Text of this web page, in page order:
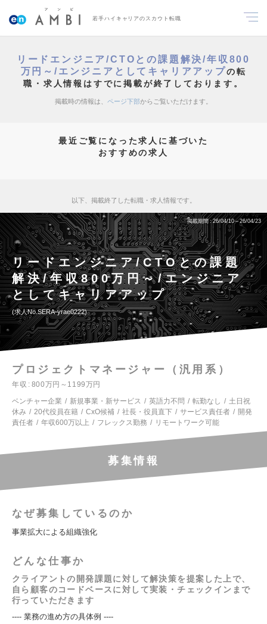
若手ハイキャリアのスカウト転職
リードエンジニア/CTOとの課題解決/年収800
万円～/エンジニアとしてキャリアアップの転
職・求人情報はすでに掲載が終了しております。
掲載時の情報は、 ページ下部からご覧いただけます。
最近ご覧になった求人に基づいた
おすすめの求人
以下、掲載終了した転職・求人情報です。
掲載期間 26/04/10～26/04/23
リードエンジニア/CTOとの課題
解決/年収800万円～/エンジニア
としてキャリアアップ
求人No.SERA-yrae0222
プロジェクトマネージャー（汎用系）
年収
800万円～1199万円
ベンチャー企業
新規事業・新サービス 英語力不問 転勤なし
土日祝
休み
20代役員在籍 CxO候補 社長・役員直下 サービス責任者
開発
責任者
年収600万以上 フレックス勤務 リモートワーク可能
募集情報
なぜ募集しているのか
事業拡大による組織強化
どんな仕事か
クライアントの開発課題に対して解決策を提案した上で、
自ら顧客のコードベースに対して実装・チェックインまで
行っていただきます
---- 業務の進め方の具体例 ----